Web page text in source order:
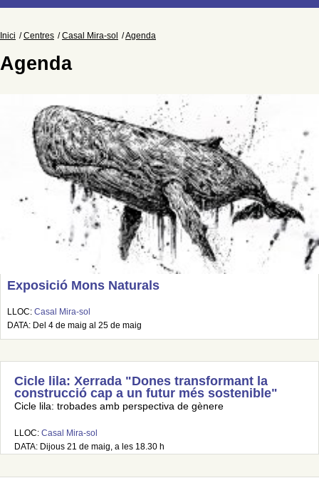
Inici Centres Casal Mira-sol Agenda
Agenda
Exposició Mons Naturals
LLOC: Casal Mira-sol
DATA: Del 4 de maig al 25 de maig
Cicle lila: Xerrada "Dones transformant la
construcció cap a un futur més sostenible"
Cicle lila: trobades amb perspectiva de gènere
LLOC: Casal Mira-sol
DATA: Dijous 21 de maig, a les 18.30 h